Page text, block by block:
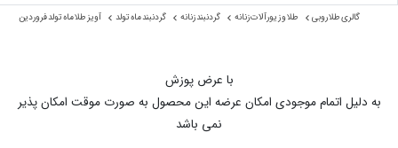
گالری طلا روبی طلا و زیورآلات زنانه گردنبند زنانه گردنبند ماه تولد آویز طلا ماه تولد فروردین
با عرض پوزش
به دلیل اتمام موجودی امکان عرضه این محصول به صورت موقت امکان پذیر
نمی باشد